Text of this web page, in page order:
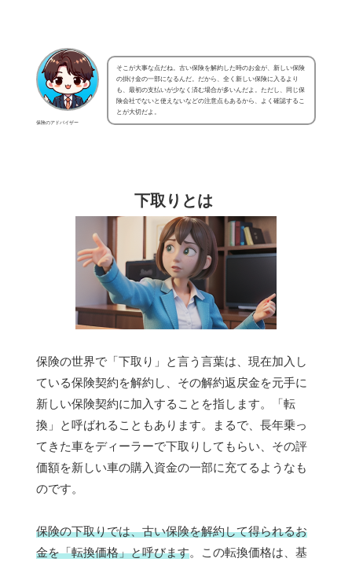
保険のアドバイザー
そこが大事な点だね。古い保険を解約した時のお金が、新しい保険
の掛け金の一部になるんだ。だから、全く新しい保険に入るより
も、最初の支払いが少なく済む場合が多いんだよ。ただし、同じ保
険会社でないと使えないなどの注意点もあるから、よく確認するこ
とが大切だよ。
下取りとは
保険の世界で「下取り」と言う言葉は、現在加入し
ている保険契約を解約し、その解約返戻金を元手に
新しい保険契約に加入することを指します。「転
換」と呼ばれることもあります。まるで、長年乗っ
てきた車をディーラーで下取りしてもらい、その評
価額を新しい車の購入資金の一部に充てるようなも
のです。
保険の下取りでは、古い保険を解約して得られるお
金を「転換価格」と呼びます。この転換価格は、基